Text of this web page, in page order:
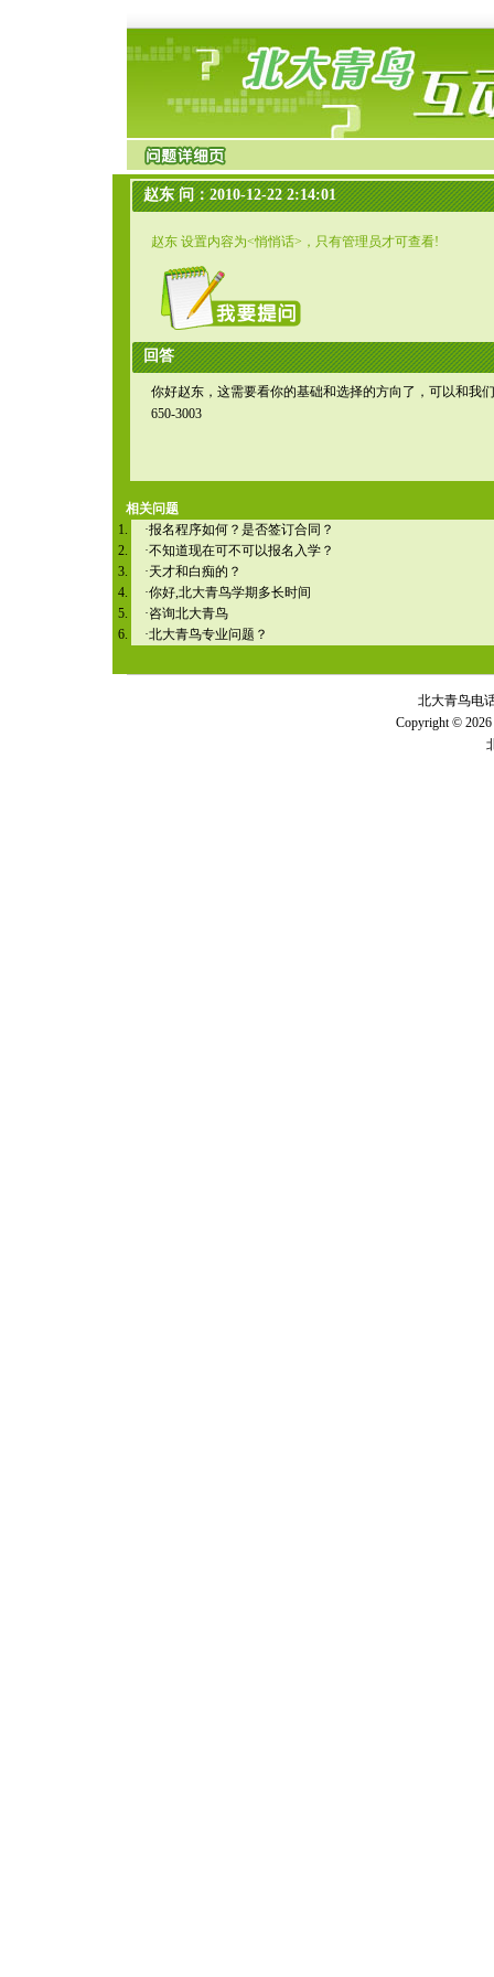
赵东 问：2010-12-22 2:14:01
赵东 设置内容为<悄悄话>，只有管理员才可查看!
回答
你好赵东，这需要看你的基础和选择的方向了，可以和我
650-3003
相关问题
·报名程序如何？是否签订合同？
·不知道现在可不可以报名入学？
·天才和白痴的？
·你好,北大青鸟学期多长时间
·咨询北大青鸟
·北大青鸟专业问题？
北大青鸟电
Copyright © 2026